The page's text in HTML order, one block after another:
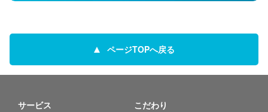
ページTOPへ戻る
サービス こだわり